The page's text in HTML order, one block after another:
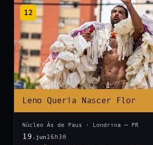
12
Leno Queria Nascer Flor
Núcleo Ás de Paus · Londrina — PR
19 .jun 16h30